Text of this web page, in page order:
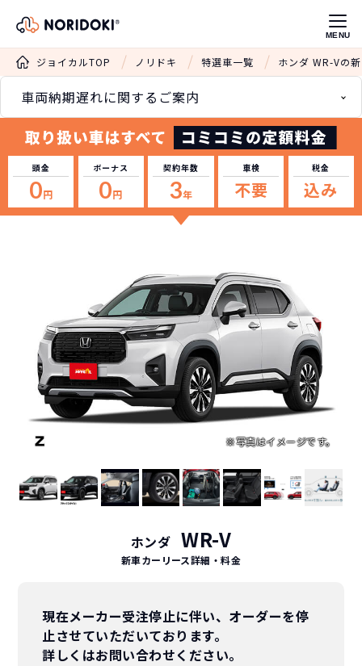
MENU
ジョイカルTOP ノリドキ 特選車一覧 ホンダ WR-Vの
車両納期遅れに関するご案内
頭金
0円
ボーナス
0円
契約年数
3年
車検
不要
税金
込み
ホンダ WR-V
新車カーリース詳細 ・料金
現在メーカー受注停止に伴い、オーダーを停
止させていただいております。
詳しくはお問い合わせください。